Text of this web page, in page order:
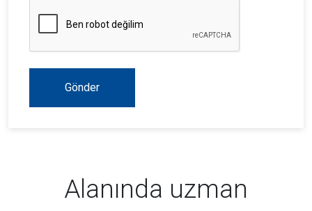
Gönder
Alanında uzman